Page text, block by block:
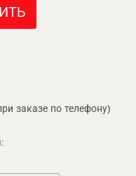
заказе по телефону)